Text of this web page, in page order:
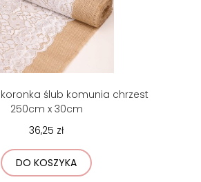
koronka ślub komunia chrzest
250cm x 30cm
36,25 zł
DO KOSZYKA